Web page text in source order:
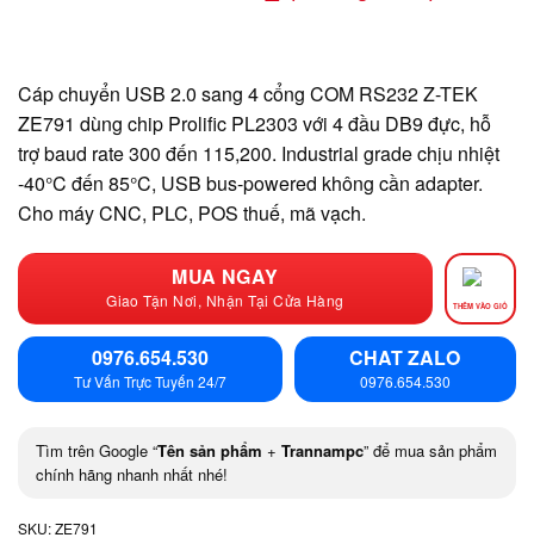
Cáp chuyển USB 2.0 sang 4 cổng COM RS232 Z-TEK
ZE791 dùng chip Prolific PL2303 với 4 đầu DB9 đực, hỗ
trợ baud rate 300 đến 115,200. Industrial grade chịu nhiệt
-40°C đến 85°C, USB bus-powered không cần adapter.
Cho máy CNC, PLC, POS thuế, mã vạch.
MUA NGAY
Giao Tận Nơi, Nhận Tại Cửa Hàng THÊM VÀO GIỎ
0976.654.530
Tư Vấn Trực Tuyến 24/7
CHAT ZALO
0976.654.530
Tìm trên Google “Tên sản phẩm + Trannampc” để mua sản phẩm
chính hãng nhanh nhất nhé!
SKU:ZE791